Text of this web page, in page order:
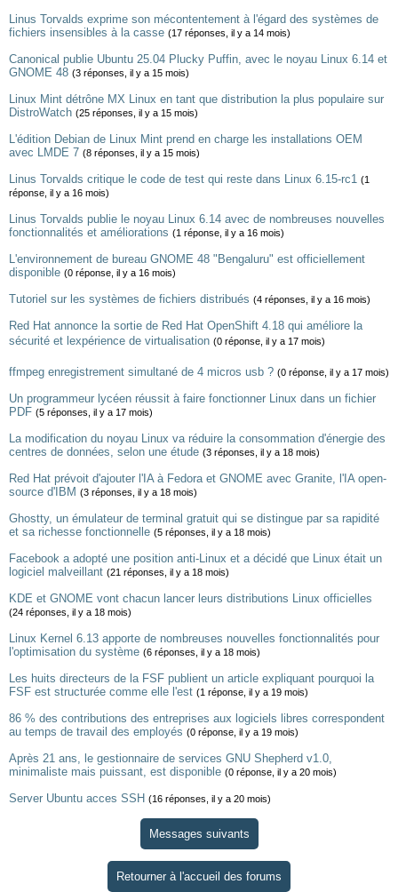
Linus Torvalds exprime son mécontentement à l'égard des systèmes de
fichiers insensibles à la casse (17 réponses, il y a 14 mois)
Canonical publie Ubuntu 25.04 Plucky Puffin, avec le noyau Linux 6.14 et
GNOME 48 (3 réponses, il y a 15 mois)
Linux Mint détrône MX Linux en tant que distribution la plus populaire sur
DistroWatch (25 réponses, il y a 15 mois)
L'édition Debian de Linux Mint prend en charge les installations OEM
avec LMDE 7 (8 réponses, il y a 15 mois)
Linus Torvalds critique le code de test qui reste dans Linux 6.15-rc1 (1
réponse, il y a 16 mois)
Linus Torvalds publie le noyau Linux 6.14 avec de nombreuses nouvelles
fonctionnalités et améliorations (1 réponse, il y a 16 mois)
L'environnement de bureau GNOME 48 "Bengaluru" est officiellement
disponible (0 réponse, il y a 16 mois)
Tutoriel sur les systèmes de fichiers distribués (4 réponses, il y a 16 mois)
Red Hat annonce la sortie de Red Hat OpenShift 4.18 qui améliore la
sécurité et lexpérience de virtualisation (0 réponse, il y a 17 mois)
ffmpeg enregistrement simultané de 4 micros usb ? (0 réponse, il y a 17 mois)
Un programmeur lycéen réussit à faire fonctionner Linux dans un fichier
PDF (5 réponses, il y a 17 mois)
La modification du noyau Linux va réduire la consommation d'énergie des
centres de données, selon une étude (3 réponses, il y a 18 mois)
Red Hat prévoit d'ajouter l'IA à Fedora et GNOME avec Granite, l'IA open-
source d'IBM (3 réponses, il y a 18 mois)
Ghostty, un émulateur de terminal gratuit qui se distingue par sa rapidité
et sa richesse fonctionnelle (5 réponses, il y a 18 mois)
Facebook a adopté une position anti-Linux et a décidé que Linux était un
logiciel malveillant (21 réponses, il y a 18 mois)
KDE et GNOME vont chacun lancer leurs distributions Linux officielles
(24 réponses, il y a 18 mois)
Linux Kernel 6.13 apporte de nombreuses nouvelles fonctionnalités pour
l'optimisation du système (6 réponses, il y a 18 mois)
Les huits directeurs de la FSF publient un article expliquant pourquoi la
FSF est structurée comme elle l'est (1 réponse, il y a 19 mois)
86 % des contributions des entreprises aux logiciels libres correspondent
au temps de travail des employés (0 réponse, il y a 19 mois)
Après 21 ans, le gestionnaire de services GNU Shepherd v1.0,
minimaliste mais puissant, est disponible (0 réponse, il y a 20 mois)
Server Ubuntu acces SSH (16 réponses, il y a 20 mois)
Messages suivants
Retourner à l'accueil des forums